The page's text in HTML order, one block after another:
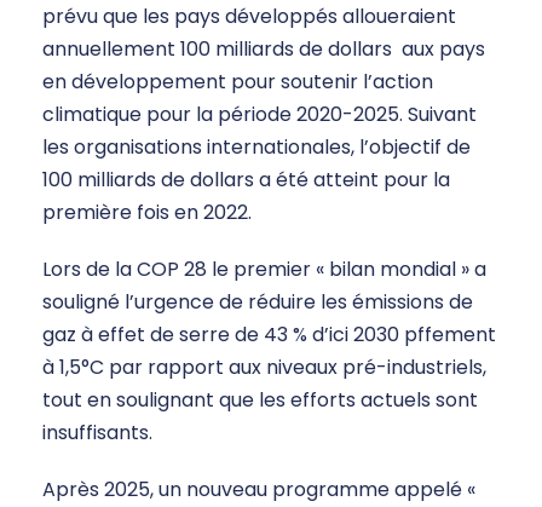
prévu que les pays développés alloueraient
annuellement 100 milliards de dollars aux pays
en développement pour soutenir l’action
climatique pour la période 2020-2025. Suivant
les organisations internationales, l’objectif de
100 milliards de dollars a été atteint pour la
première fois en 2022.
Lors de la COP 28 le premier « bilan mondial » a
souligné l’urgence de réduire les émissions de
gaz à effet de serre de 43 % d’ici 2030 pffement
à 1,5°C par rapport aux niveaux pré-industriels,
tout en soulignant que les efforts actuels sont
insuffisants.
Après 2025, un nouveau programme appelé «